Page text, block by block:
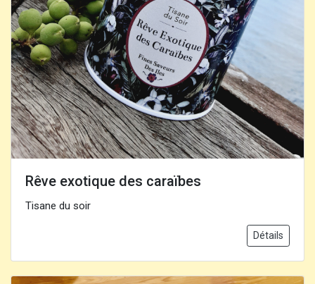
Rêve exotique des caraïbes
Tisane du soir
Détails